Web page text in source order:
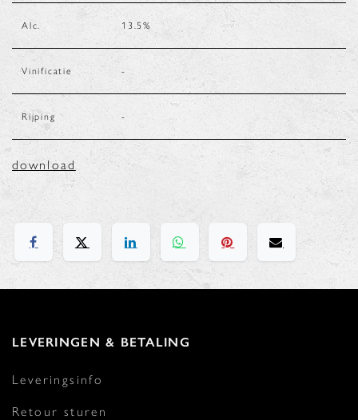
Alc. 13.5%
Vinificatie -
Rijping -
download
LEVERINGEN & BETALING
Leveringsinfo
Retour sturen